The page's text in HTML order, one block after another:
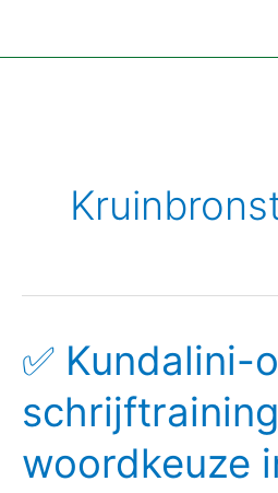
✅ Kundalini-
woordkeuze
Kundalini-
ontwaking,
schrijftraining
en